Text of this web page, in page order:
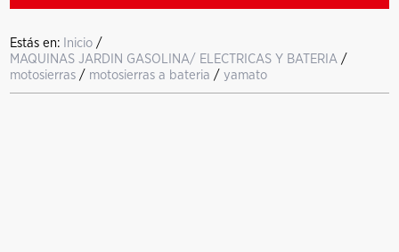
Estás en: Inicio /
MAQUINAS JARDIN GASOLINA/ ELECTRICAS Y BATERIA /
motosierras / motosierras a bateria /yamato